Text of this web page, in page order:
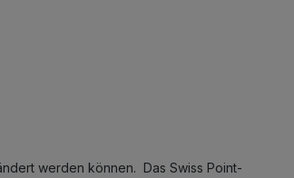
werden können. Das Swiss Point-